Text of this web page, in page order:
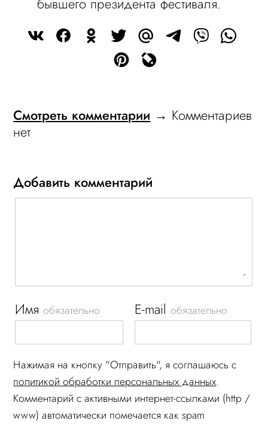
Смотреть комментарии → Комментариев
нет
Добавить комментарий
Имяобязательно E-mailобязательно
Нажимая на кнопку "Отправить", я соглашаюсь c
политикой обработки персональных данных.
Комментарий c активными интернет-ссылками (http /
www) автоматически помечается как spam